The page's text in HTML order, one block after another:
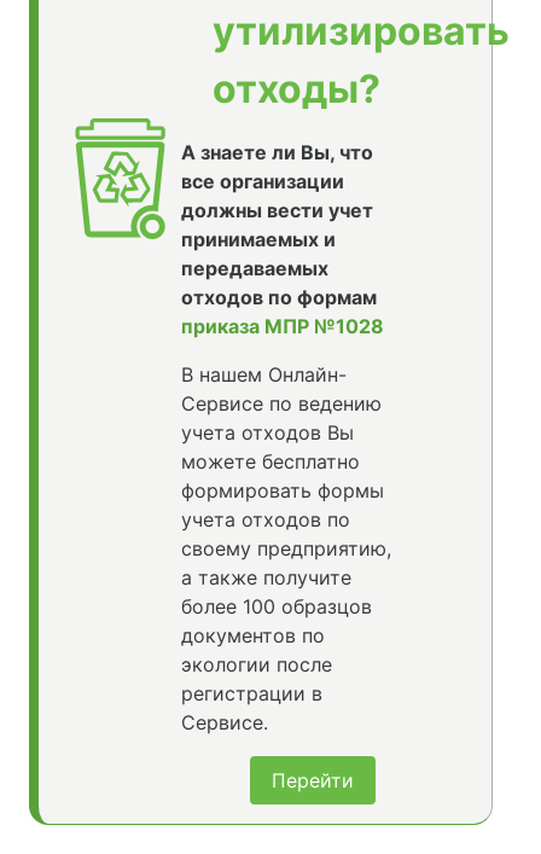
утилизировать
отходы?
А знаете ли Вы, что
все организации
должны вести учет
принимаемых и
передаваемых
отходов по формам
приказа МПР №1028
В нашем Онлайн-
Сервисе по ведению
учета отходов Вы
можете бесплатно
формировать формы
учета отходов по
своему предприятию,
а также получите
более 100 образцов
документов по
экологии после
регистрации в
Сервисе.
Перейти